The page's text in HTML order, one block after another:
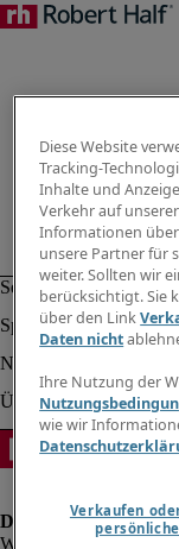
Diese Website
Tracking-
Inhalte und
Verkehr auf
Informationen
unsere Partner für
weiter. Sollten wir
berücksichtigt. Sie
über den Link
Daten nicht
Ihre Nutzung der
wie wir
Verkaufen